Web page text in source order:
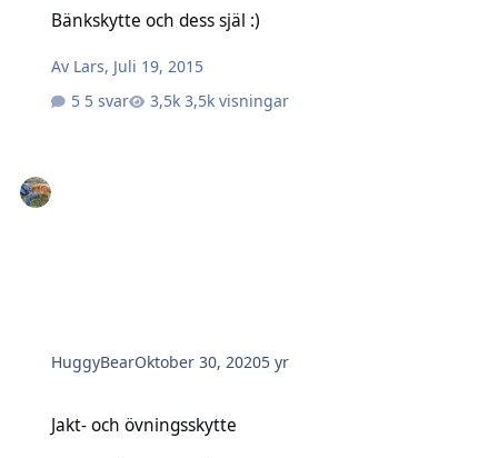
Bänkskytte och dess själ :)
Av Lars, Juli 19, 2015
5 svar
3,5k visningar
HuggyBearOktober 30, 20205 yr
Jakt- och övningsskytte